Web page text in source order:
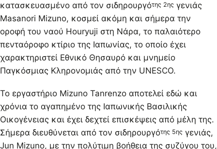
κατασκευασμένο από τον σιδηρουργότης 2ης γενιάς
Masanori Mizuno, κοσμεί ακόμη και σήμερα την
οροφή του ναού Houryuji στη Νάρα, το παλαιότερο
πενταόροφο κτίριο της Ιαπωνίας, το οποίο έχει
χαρακτηριστεί Εθνικό Θησαυρό και μνημείο
Παγκόσμιας Κληρονομιάς από την UNESCO.
Το εργαστήριο Mizuno Tanrenzo αποτελεί εδώ και
χρόνια το αγαπημένο της Ιαπωνικής Βασιλικής
Οικογένειας και έχει δεχτεί επισκέψεις από μέλη της.
Σήμερα διευθύνεται από τον σιδηρουργότης 5ης γενιάς,
Jun Mizuno, με την πολύτιμη βοήθεια της συζύγου του,